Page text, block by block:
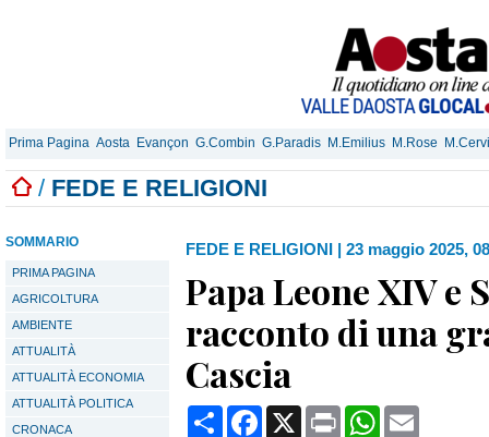
Prima Pagina Aosta Evançon G.Combin G.Paradis M.Emilius M.Rose
/ FEDE E RELIGIONI
SOMMARIO
PRIMA PAGINA
AGRICOLTURA
AMBIENTE
ATTUALITÀ
ATTUALITÀ ECONOMIA
ATTUALITÀ POLITICA
CRONACA
FEDE E RELIGIONI | 23 maggio 2025,
Papa Leone XIV e
racconto di una
Cascia
CondividiFacebook
X Print WhatsApp